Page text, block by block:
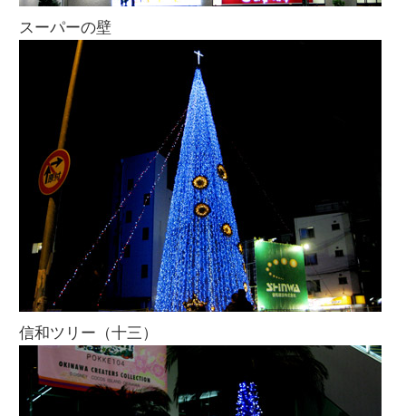
スーパーの壁
信和ツリー（十三）